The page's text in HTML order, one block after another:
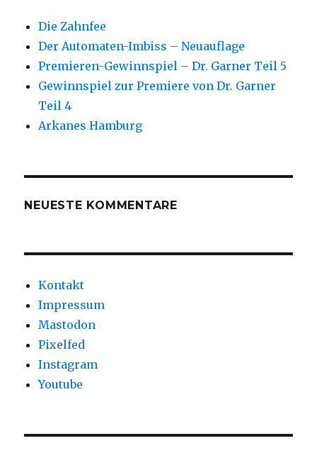
Die Zahnfee
Der Automaten-Imbiss – Neuauflage
Premieren-Gewinnspiel – Dr. Garner Teil 5
Gewinnspiel zur Premiere von Dr. Garner
Teil 4
Arkanes Hamburg
NEUESTE KOMMENTARE
Kontakt
Impressum
Mastodon
Pixelfed
Instagram
Youtube